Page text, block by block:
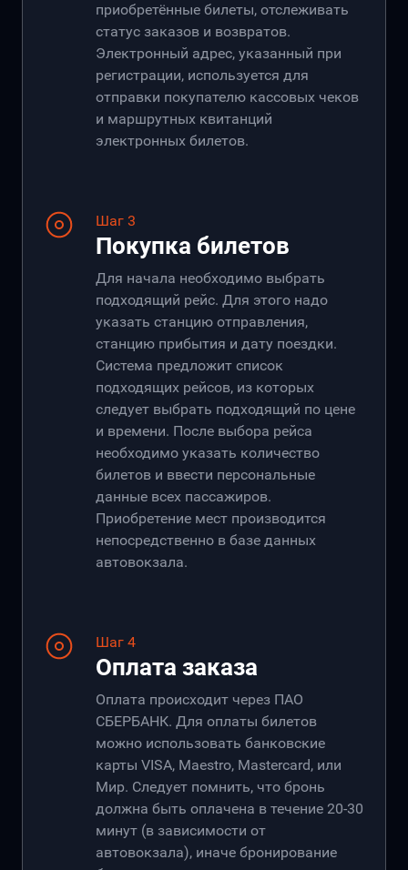
приобретённые билеты, отслеживать
статус заказов и возвратов.
Электронный адрес, указанный при
регистрации, используется для
отправки покупателю кассовых чеков
и маршрутных квитанций
электронных билетов.
Шаг 3
Покупка билетов
Для начала необходимо выбрать
подходящий рейс. Для этого надо
указать станцию отправления,
станцию прибытия и дату поездки.
Система предложит список
подходящих рейсов, из которых
следует выбрать подходящий по цене
и времени. После выбора рейса
необходимо указать количество
билетов и ввести персональные
данные всех пассажиров.
Приобретение мест производится
непосредственно в базе данных
автовокзала.
Шаг 4
Оплата заказа
Оплата происходит через ПАО
СБЕРБАНК. Для оплаты билетов
можно использовать банковские
карты VISA, Maestro, Mastercard, или
Мир. Следует помнить, что бронь
должна быть оплачена в течение 20-30
минут (в зависимости от
автовокзала), иначе бронирование